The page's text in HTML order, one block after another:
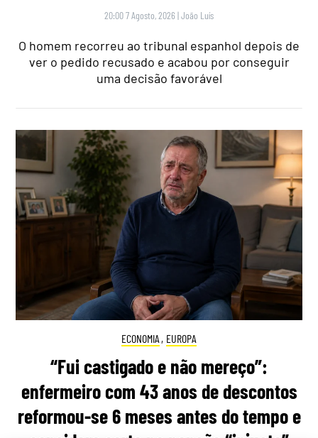
20:00 7 Agosto, 2026 |João Luís
O homem recorreu ao tribunal espanhol depois de
ver o pedido recusado e acabou por conseguir
uma decisão favorável
ECONOMIA , EUROPA
“Fui castigado e não mereço”:
enfermeiro com 43 anos de descontos
reformou-se 6 meses antes do tempo e